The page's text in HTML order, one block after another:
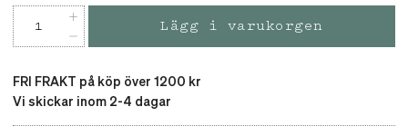
Lägg i varukorgen
FRI FRAKT på köp över 1200 kr
Vi skickar inom 2-4 dagar